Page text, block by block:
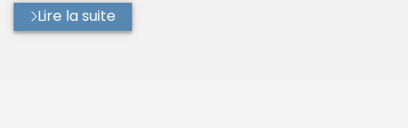
Lire la suite